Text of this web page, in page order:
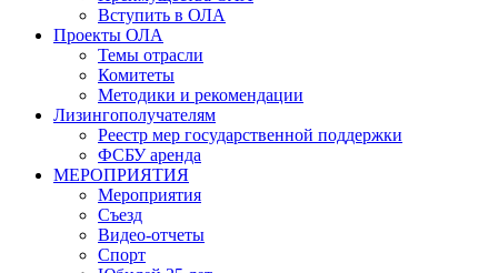
Вступить в ОЛА
Проекты ОЛА
Темы отрасли
Комитеты
Методики и рекомендации
Лизингополучателям
Реестр мер государственной поддержки
ФСБУ аренда
МЕРОПРИЯТИЯ
Мероприятия
Съезд
Видео-отчеты
Спорт